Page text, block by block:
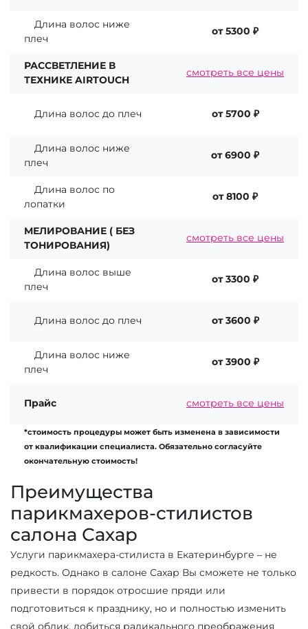
Длина волос ниже
плеч
от 5300 ₽
РАССВЕТЛЕНИЕ В
ТЕХНИКЕ AIRTOUCH
смотреть все цены
Длина волос до плеч от 5700 ₽
Длина волос ниже
плеч
от 6900 ₽
Длина волос по
лопатки
от 8100 ₽
МЕЛИРОВАНИЕ ( БЕЗ
ТОНИРОВАНИЯ)
смотреть все цены
Длина волос выше
плеч
от 3300 ₽
Длина волос до плеч от 3600 ₽
Длина волос ниже
плеч
от 3900 ₽
Прайс смотреть все цены
*стоимость процедуры может быть изменена в зависимости
от квалификации специалиста. Обязательно согласуйте
окончательную стоимость!
Преимущества
парикмахеров-стилистов
салона Сахар
Услуги парикмахера-стилиста в Екатеринбурге – не
редкость. Однако в салоне Сахар Вы сможете не только
привести в порядок отросшие пряди или
подготовиться к празднику, но и полностью изменить
свой облик, добиться радикального преображения